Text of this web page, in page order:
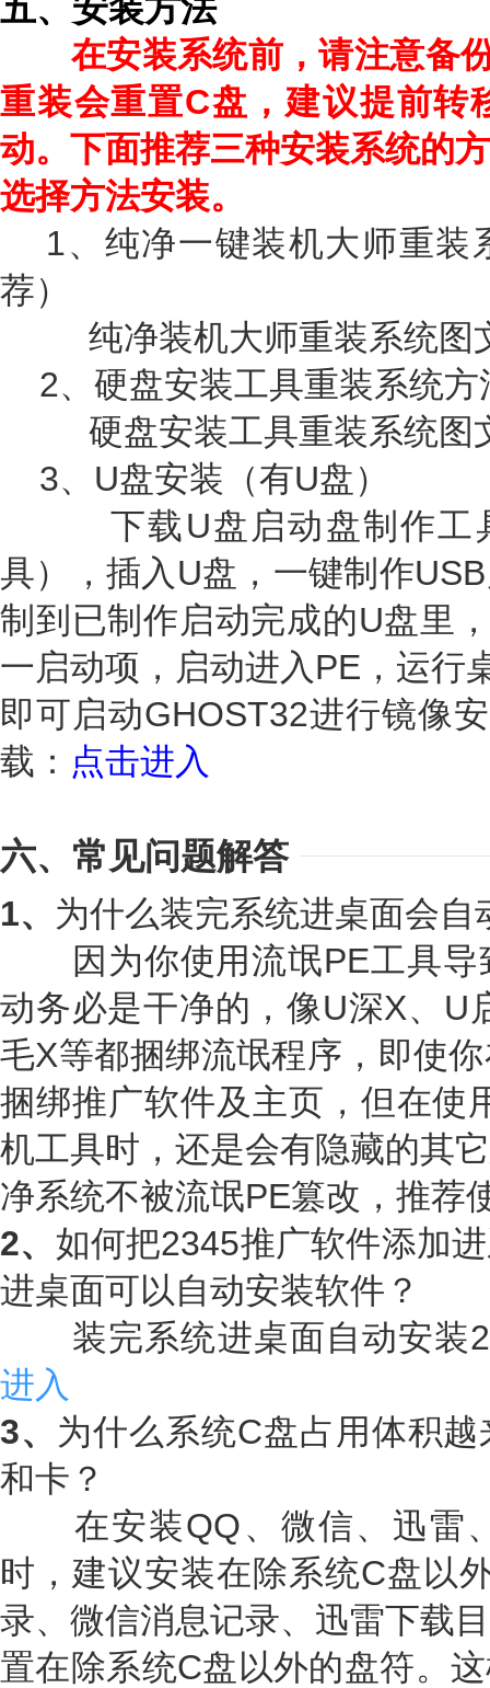
五、安装方法
在安装系统前，请注意备
重装会重置C盘，建议提前转
动。下面推荐三种安装系统的
选择方法安装。
1、纯净一键装机大师重装
荐）
纯净装机大师重装系统图
2、硬盘安装工具重装系统方
硬盘安装工具重装系统图
3、U盘安装（有U盘）
下载U盘启动盘制作工具
具），插入U盘，一键制作
制到已制作启动完成的U盘里
一启动项，启动进入PE，运行
即可启动GHOST32进行镜像
载： 点击进入
六、常见问题解答
1、 为什么装完系统进桌面会
因为你使用流氓PE工具导
动务必是干净的，像U深X、U
毛X等都捆绑流氓程序，即使
捆绑推广软件及主页，但在使
机工具时，还是会有隐藏的其
净系统不被流氓PE篡改，推荐
2、 如何把2345推广软件添加
进桌面可以自动安装软件？
装完系统进桌面自动安装
进入
3、 为什么系统C盘占用体积
和卡？
在安装QQ、微信、迅雷
时，建议安装在除系统C盘以
录、微信消息记录、迅雷下载
置在除系统C盘以外的盘符。